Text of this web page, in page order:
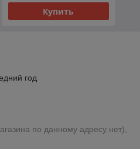
Купить
год
по данному адресу нет),